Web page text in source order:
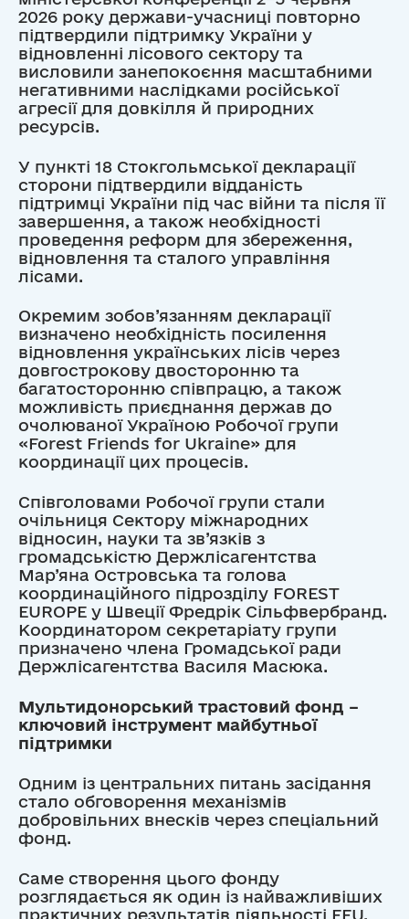
2026 року держави-учасниці повторно
підтвердили підтримку України у
відновленні лісового сектору та
висловили занепокоєння масштабними
негативними наслідками російської
агресії для довкілля й природних
ресурсів.
У пункті 18 Стокгольмської декларації
сторони підтвердили відданість
підтримці України під час війни та після її
завершення, а також необхідності
проведення реформ для збереження,
відновлення та сталого управління
лісами.
Окремим зобов’язанням декларації
визначено необхідність посилення
відновлення українських лісів через
довгострокову двосторонню та
багатосторонню співпрацю, а також
можливість приєднання держав до
очолюваної Україною Робочої групи
«Forest Friends for Ukraine» для
координації цих процесів.
Співголовами Робочої групи стали
очільниця Сектору міжнародних
відносин, науки та зв’язків з
громадськістю Держлісагентства
Мар’яна Островська та голова
координаційного підрозділу FOREST
EUROPE у Швеції Фредрік Сільфвербранд.
Координатором секретаріату групи
призначено члена Громадської ради
Держлісагентства Василя Масюка.
Мультидонорський трастовий фонд –
ключовий інструмент майбутньої
підтримки
Одним із центральних питань засідання
стало обговорення механізмів
добровільних внесків через спеціальний
фонд.
Саме створення цього фонду
розглядається як один із найважливіших
практичних результатів діяльності FFU.